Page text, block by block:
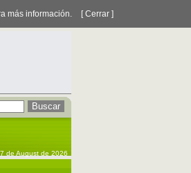
más información. [ Cerrar ]
de August de 2026